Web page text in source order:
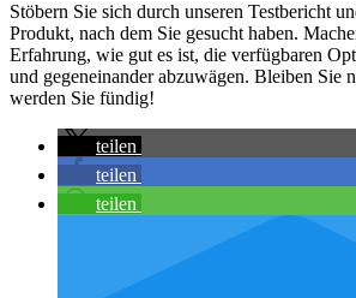
Stöbern Sie sich durch unseren Testbericht
Produkt, nach dem Sie gesucht haben.
Erfahrung, wie gut es ist, die verfügbaren
und gegeneinander abzuwägen. Bleiben Sie
werden Sie fündig!
teilen
teilen
teilen